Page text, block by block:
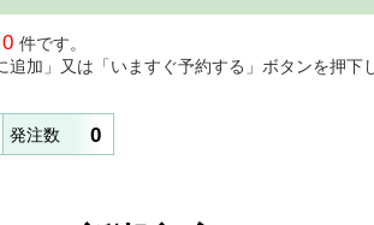
0 件です。
加」又は「いますぐ予約する」ボタンを押下
発注数 0